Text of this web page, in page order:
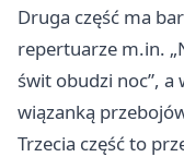
Druga część ma
repertuarze m.in.
świt obudzi noc”,
wiązanką
Trzecia część to